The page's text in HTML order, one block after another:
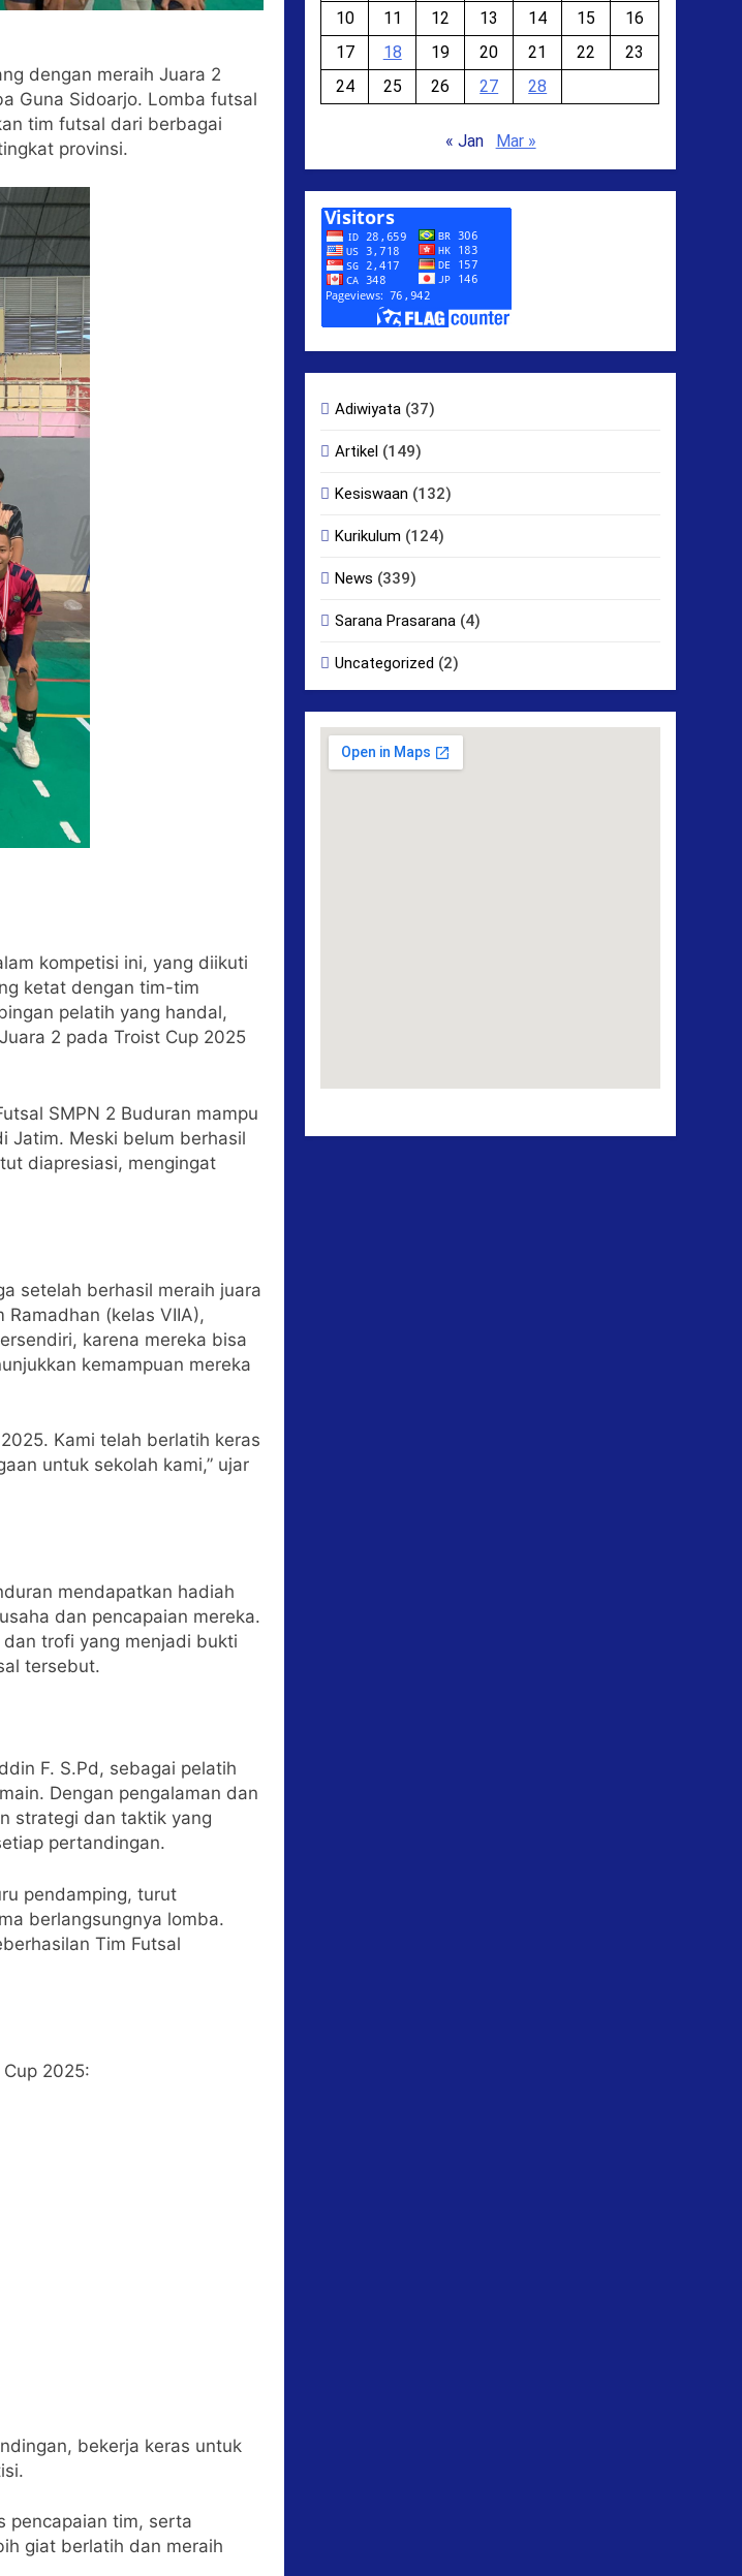
dengan meraih Juara 2
Guna Sidoarjo. Lomba futsal
tim futsal dari berbagai
provinsi.
kompetisi ini, yang diikuti
ketat dengan tim-tim
pelatih yang handal,
2 pada Troist Cup 2025
SMPN 2 Buduran mampu
Jatim. Meski belum berhasil
diapresiasi, mengingat
setelah berhasil meraih juara
(kelas VIIA),
karena mereka bisa
kemampuan mereka
Kami telah berlatih keras
untuk sekolah kami,” ujar
mendapatkan hadiah
dan pencapaian mereka.
trofi yang menjadi bukti
tersebut.
F. S.Pd, sebagai pelatih
Dengan pengalaman dan
strategi dan taktik yang
pertandingan.
pendamping, turut
berlangsungnya lomba.
Tim Futsal
2025:
bekerja keras untuk
pencapaian tim, serta
giat berlatih dan meraih
10
11 12 13 14 15
16
17
18 19 20 21 22
23
24
25 26 27 28
« Jan Mar »
Adiwiyata (37)
Artikel (149)
Kesiswaan (132)
Kurikulum (124)
News (339)
Sarana Prasarana (4)
Uncategorized (2)